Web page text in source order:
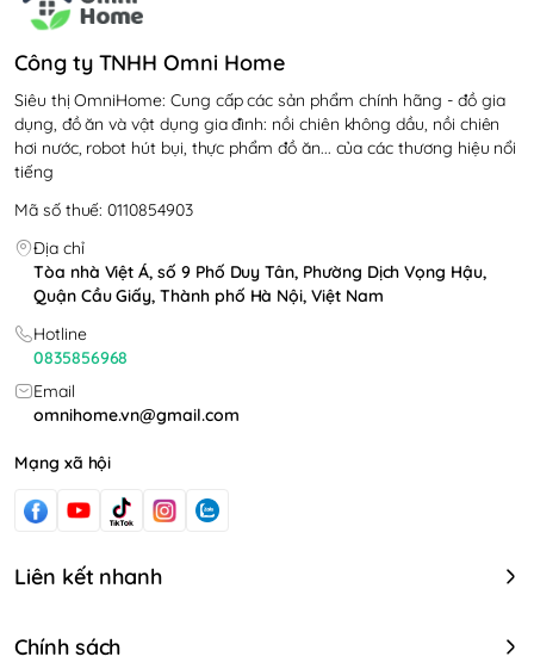
lợi, phù hợp với mọi gia đình. Đặc biệt, ZDH-H30B1
còn được tích hợp tính năng khử clo và khóa trẻ em
an toàn hơn khi sử dụng.
Hãy trải nghiệm cùng OmniHome ngay bây giờ.
Công ty TNHH Omni Home
Siêu thị OmniHome: Cung cấp các sản phẩm chính hãng - đồ gia
dụng, đồ ăn và vật dụng gia đình: nồi chiên không dầu, nồi chiên
hơi nước, robot hút bụi, thực phẩm đồ ăn... của các thương hiệu nổi
tiếng
Mã số thuế: 0110854903
Địa chỉ
Tòa nhà Việt Á, số 9 Phố Duy Tân, Phường Dịch Vọng Hậu,
Quận Cầu Giấy, Thành phố Hà Nội, Việt Nam
Hotline
0835856968
Email
omnihome.vn@gmail.com
Mạng xã hội
Liên kết nhanh
Chính sách